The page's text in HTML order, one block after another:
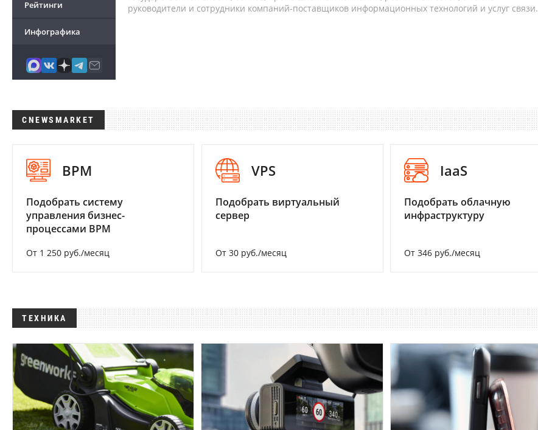
Рейтинги
Инфографика
руководители и сотрудники компаний-поставщиков информационных технологий и услуг связи.
CNEWSMARKET
BPM
Подобрать систему
управления бизнес-
процессами BPM
От 1 250 руб./месяц
VPS
Подобрать виртуальный
сервер
От 30 руб./месяц
IaaS
Подобрать облачную
инфраструктуру
От 346 руб./месяц
ТЕХНИКА